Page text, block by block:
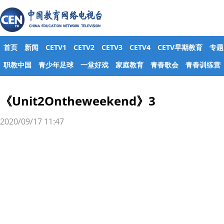
首页 新闻 CETV1 CETV2 CETV3 CETV4 CETV早期教育
专题
职教中国
青少年足球 一堂好戏 家庭教育 青春歌会 青春训练营
《Unit2Ontheweekend》3
2020/09/17 11:47